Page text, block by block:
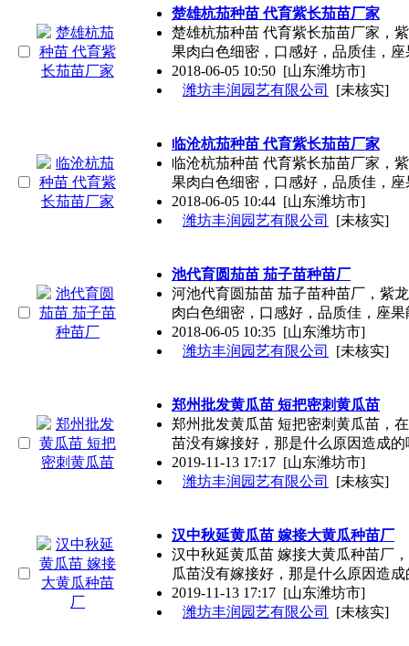
楚雄杭茄种苗 代育紫长茄苗厂家
楚雄杭茄种苗 代育紫长茄苗厂家，
果肉白色细密，口感好，品质佳，座
2018-06-05 10:50 [山东潍坊市]
潍坊丰润园艺有限公司
[未核实]
临沧杭茄种苗 代育紫长茄苗厂家
临沧杭茄种苗 代育紫长茄苗厂家，
果肉白色细密，口感好，品质佳，座
2018-06-05 10:44 [山东潍坊市]
潍坊丰润园艺有限公司
[未核实]
池代育圆茄苗 茄子苗种苗厂
河池代育圆茄苗 茄子苗种苗厂，紫
肉白色细密，口感好，品质佳，座果
2018-06-05 10:35 [山东潍坊市]
潍坊丰润园艺有限公司
[未核实]
郑州批发黄瓜苗 短把密刺黄瓜苗
郑州批发黄瓜苗 短把密刺黄瓜苗，
苗没有嫁接好，那是什么原因造成的
2019-11-13 17:17 [山东潍坊市]
潍坊丰润园艺有限公司
[未核实]
汉中秋延黄瓜苗 嫁接大黄瓜种苗厂
汉中秋延黄瓜苗 嫁接大黄瓜种苗厂
瓜苗没有嫁接好，那是什么原因造成
2019-11-13 17:17 [山东潍坊市]
潍坊丰润园艺有限公司
[未核实]